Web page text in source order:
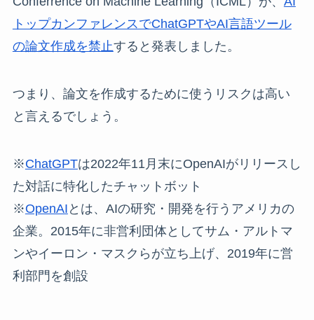
トップカンファレンスでChatGPTやAI言語ツール
の論文作成を禁止すると発表しました。
つまり、論文を作成するために使うリスクは高い
と言えるでしょう。
※ChatGPTは2022年11月末にOpenAIがリリースし
た対話に特化したチャットボット
※OpenAI とは、AIの研究・開発を行うアメリカの
企業。2015年に非営利団体としてサム・アルトマ
ンやイーロン・マスクらが立ち上げ、2019年に営
利部門を創設